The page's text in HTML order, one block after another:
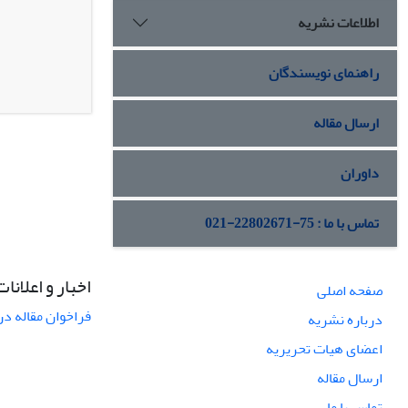
اطلاعات نشریه
راهنمای نویسندگان
ارسال مقاله
داوران
تماس با ما : 75-22802671-021
صفحه اصلی
درباره نشریه
اعضای هیات تحریریه
ارسال مقاله
اخبار و
فراخوان مقاله